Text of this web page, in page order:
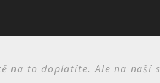
na to doplatíte. Ale na naší